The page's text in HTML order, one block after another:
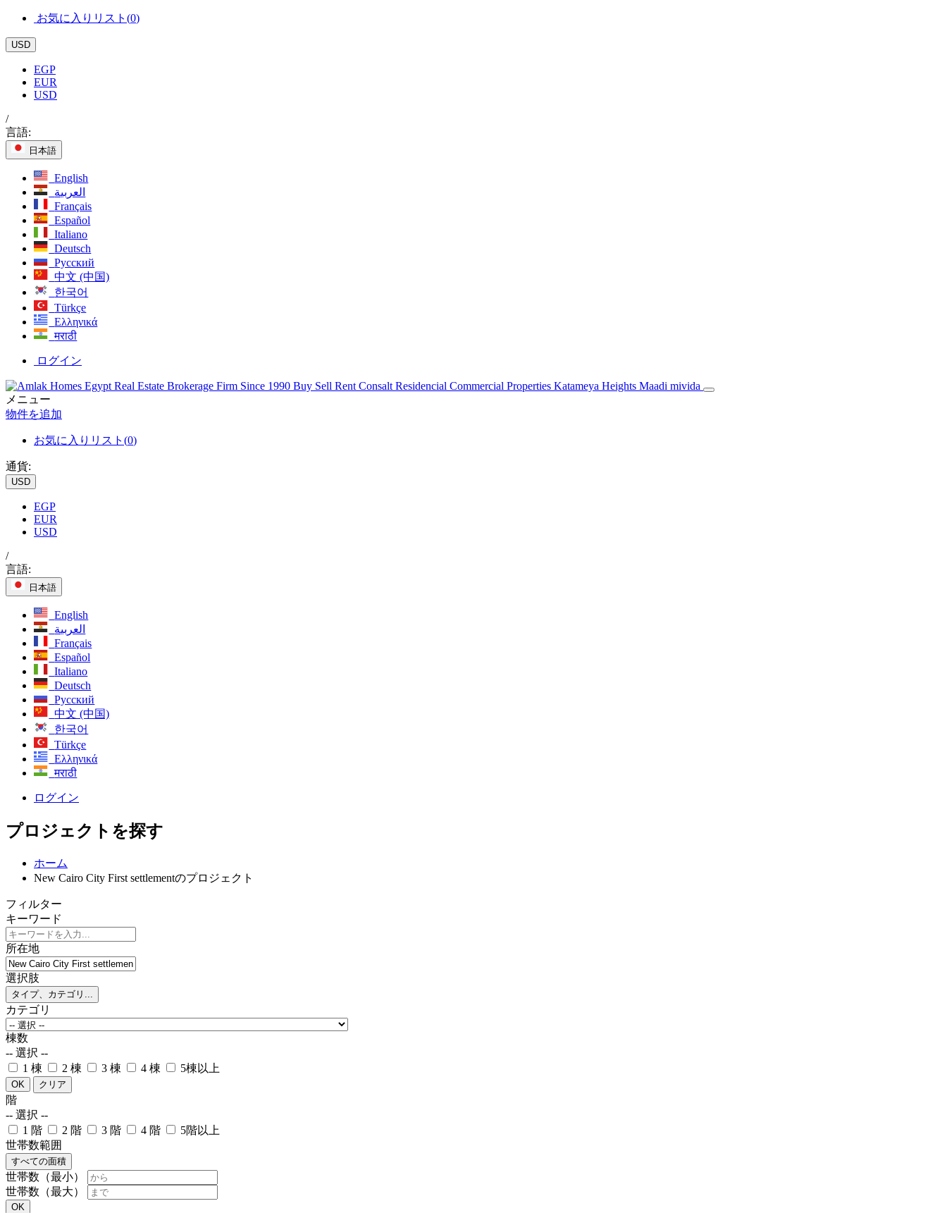
お気に入りリスト(0)
USD
EGP
EUR
USD
/
言語:
日本語
English
العربية
Français
Español
Italiano
Deutsch
Русский
中文 (中国)
한국어
Türkçe
Ελληνικά
मराठी
ログイン
メニュー
物件を追加
お気に入りリスト(0)
通貨:
USD
EGP
EUR
USD
/
言語:
日本語
English
العربية
Français
Español
Italiano
Deutsch
Русский
中文 (中国)
한국어
Türkçe
Ελληνικά
मराठी
ログイン
プロジェクトを探す
ホーム
New Cairo City First settlementのプロジェクト
フィルター
キーワード
所在地
選択肢
タイプ、カテゴリ...
カテゴリ
棟数
-- 選択 --
1 棟
2 棟 3 棟 4 棟 5棟以上
OK クリア
階
-- 選択 --
1 階
2 階 3 階 4 階
5階以上
世帯数範囲
すべての面積
世帯数（最小）
世帯数（最大）
OK